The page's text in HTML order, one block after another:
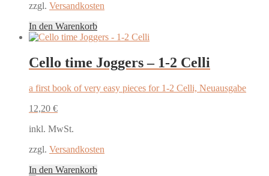
zzgl. Versandkosten
In den Warenkorb
Cello time Joggers – 1-2 Celli
a first book of very easy pieces for 1-2 Celli, Neuausgabe
12,20 €
inkl. MwSt.
zzgl. Versandkosten
In den Warenkorb